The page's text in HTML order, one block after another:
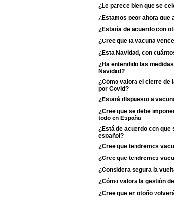
¿Le parece bien que se
¿Estamos peor ahora que
¿Estaría de acuerdo con
¿Cree que la vacuna
¿Esta Navidad, con
¿Ha entendido las
Navidad?
¿Cómo valora el cierre de
por Covid?
¿Estará dispuesto a
¿Cree que se debe
todo en España
¿Está de acuerdo con que
español?
¿Cree que tendremos
¿Cree que tendremos
¿Considera segura la
¿Cómo valora la gestión
¿Cree que en otoño